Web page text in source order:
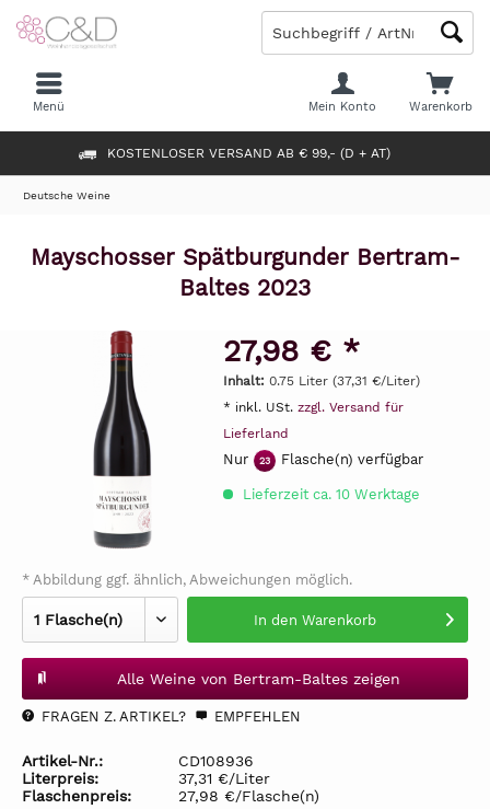
KOSTENLOSER VERSAND AB € 99,- (D + AT)
Warenkorb
Mein Konto
Menü
Deutsche Weine
Mayschosser Spätburgunder Bertram-
Baltes 2023
27,98 € *
Inhalt: 0.75 Liter (37,31 €/Liter)
* inkl. USt. zzgl. Versand für
Lieferland
Nur 23 Flasche(n) verfügbar
Lieferzeit ca. 10 Werktage
* Abbildung ggf. ähnlich, Abweichungen möglich.
In den Warenkorb
Alle Weine von Bertram-Baltes zeigen
FRAGEN Z. ARTIKEL? EMPFEHLEN
Artikel-Nr.:
CD108936
Literpreis:
37,31 €/Liter
Flaschenpreis:
27,98 €/Flasche(n)